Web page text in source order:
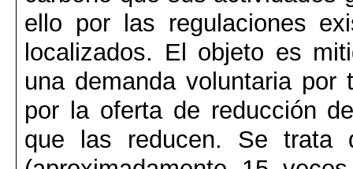
ello por las regulaciones
localizados. El objeto es
una demanda voluntaria
por la oferta de reducción
que las reducen. Se trata